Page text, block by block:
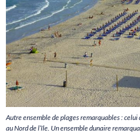
Autre ensemble de plages remarquables :
au Nord de l’île. Un ensemble dunaire